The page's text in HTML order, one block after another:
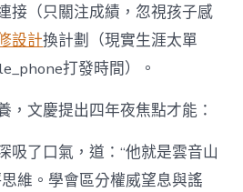
接（只關注成績，忽視孩子感
設計換計劃（現實生涯太單
打發時間）。
，文慶提出四年夜焦點才能：
吸了口氣，道：“他就是雲音山
維。學會區分權威望息與謠